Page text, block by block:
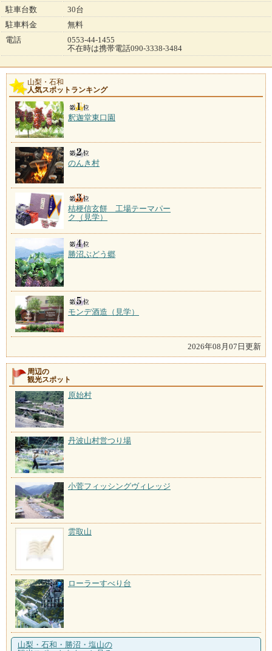
駐車台数
30台
駐車料金
無料
電話
0553-44-1455
不在時は携帯電話090-3338-3484
山梨・石和
人気スポットランキング
釈迦堂東口園
のんき村
桔梗信玄餅 工場テーマパー
ク（見学）
勝沼ぶどう郷
モンデ酒造（見学）
2026年08月07日更新
周辺の
観光スポット
原始村
丹波山村営つり場
小菅フィッシングヴィレッジ
雲取山
ローラーすべり台
山梨・石和・勝沼・塩山の